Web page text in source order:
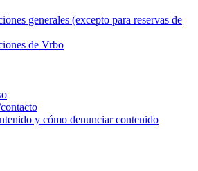
generales (excepto para reservas de
de Vrbo
y cómo denunciar contenido